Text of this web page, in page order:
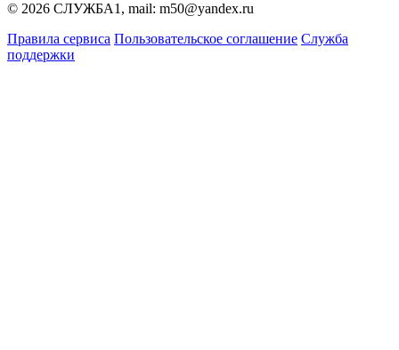
© 2026 СЛУЖБА1, mail: m50@yandex.ru
Правила сервиса Пользовательское соглашение Служба
поддержки